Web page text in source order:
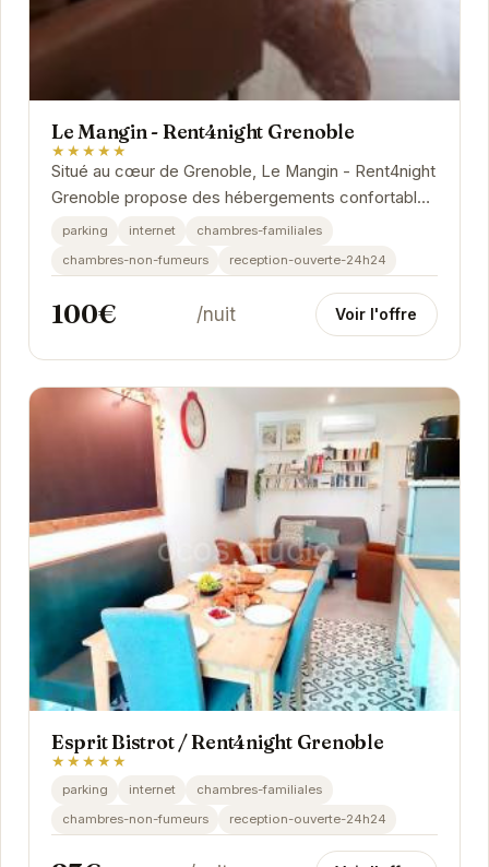
Le Mangin - Rent4night Grenoble
★★★★★
Situé au cœur de Grenoble, Le Mangin - Rent4night
Grenoble propose des hébergements confortables
et bien équipés. Profitez d'un séjour...
parking internet
chambres-familiales
chambres-non-fumeurs
reception-ouverte-24h24
100€ /nuit Voir l'offre
Esprit Bistrot / Rent4night Grenoble
★★★★★
parking internet
chambres-familiales
chambres-non-fumeurs
reception-ouverte-24h24